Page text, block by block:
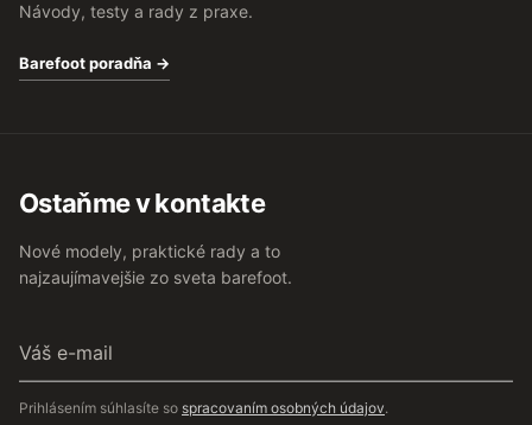
Návody, testy a rady z praxe.
Barefoot poradňa →
Ostaňme v kontakte
Nové modely, praktické rady a to
najzaujímavejšie zo sveta barefoot.
e-
mail
Prihlásením súhlasíte so spracovaním osobných údajov.